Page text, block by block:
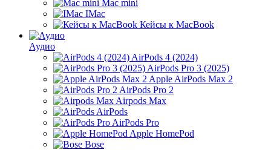
Mac mini
IMac
Кейсы к MacBook
Аудио
AirPods 4 (2024)
AirPods Pro 3 (2025)
Apple AirPods Max 2
AirPods Pro 2
Airpods Max
AirPods
AirPods Pro
Apple HomePod
Bose